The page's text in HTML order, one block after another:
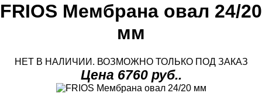
FRIOS Мембрана овал 24/20
мм
НЕТ В НАЛИЧИИ. ВОЗМОЖНО ТОЛЬКО ПОД ЗАКАЗ
Цена 6760 руб..